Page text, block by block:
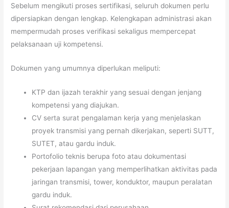
Sebelum mengikuti proses sertifikasi, seluruh dokumen perlu
dipersiapkan dengan lengkap. Kelengkapan administrasi akan
mempermudah proses verifikasi sekaligus mempercepat
pelaksanaan uji kompetensi.
Dokumen yang umumnya diperlukan meliputi:
KTP dan ijazah terakhir yang sesuai dengan jenjang
kompetensi yang diajukan.
CV serta surat pengalaman kerja yang menjelaskan
proyek transmisi yang pernah dikerjakan, seperti SUTT,
SUTET, atau gardu induk.
Portofolio teknis berupa foto atau dokumentasi
pekerjaan lapangan yang memperlihatkan aktivitas pada
jaringan transmisi, tower, konduktor, maupun peralatan
gardu induk.